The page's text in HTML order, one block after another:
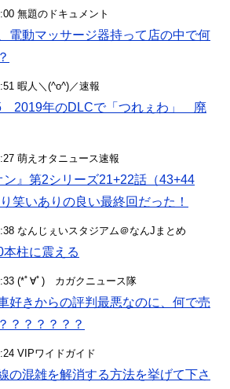
無題のドキュメント
電動マッサージ器持って店の中で何
暇人＼(^o^)／速報
2019年のDLCで「つれぇわ」 廃
萌えオタニュース速報
ン』第2シリーズ21+22話（43+44
笑いありの良い最終回だった！
なんじぇいスタジアム＠なんJまとめ
柱に震える
(*ﾟ∀ﾟ)ゞカガクニュース隊
好きからの評判最悪なのに、何で売
？？？？？？
VIPワイドガイド
の混雑を解消する方法を挙げて下さ